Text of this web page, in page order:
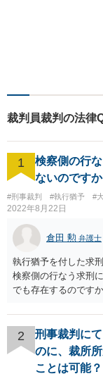
裁判員裁判の法律
1
検察側の行
ないのですか
#刑事裁判 #執行猶予 #
2022年8月22日
倉田 勲 弁護士
執行猶予を付した求
検察側の行なう求刑
でも存在するのです
検察サイドに裁量が
どうすべきかをこの
しようがありません。
2
刑事裁判に
のに、裁所
ことは可能？